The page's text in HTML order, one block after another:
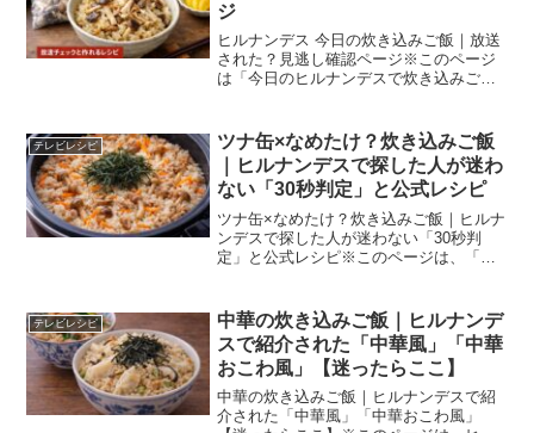
ジ
ヒルナンデス 今日の炊き込みご飯｜放送
された？見逃し確認ページ※このページ
は「今日のヒルナンデスで炊き込みご飯
き込みご飯」で検索している方は、 だい
たい次のどれか...
テレビレシピ
ツナ缶×なめたけ？炊き込みご飯
｜ヒルナンデスで探した人が迷わ
ない「30秒判定」と公式レシピ
ツナ缶×なめたけ？炊き込みご飯｜ヒルナ
ンデスで探した人が迷わない「30秒判
定」と公式レシピ※このページは、「ヒ
確認用まとめです。「ツナ缶 なめたけ 炊
き込みご飯 ヒ...
テレビレシピ
中華の炊き込みご飯｜ヒルナンデ
スで紹介された「中華風」「中華
おこわ風」【迷ったらここ】
中華の炊き込みご飯｜ヒルナンデスで紹
介された「中華風」「中華おこわ風」